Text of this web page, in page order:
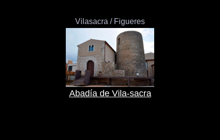
Vilasacra / Figueres
Abadía de Vila-sacra